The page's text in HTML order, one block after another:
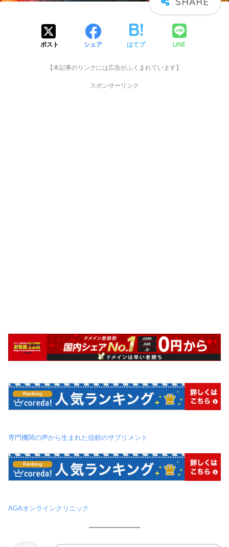
ポスト シェア はてブ LINE
【本記事のリンクには広告がふくまれています】
スポンサーリンク
専門機関の声から生まれた信頼のサプリメント
AGAオンラインクリニック